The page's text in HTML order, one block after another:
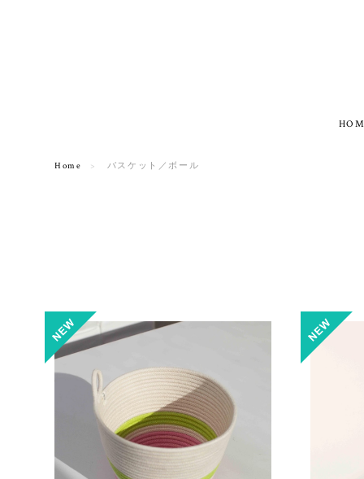
Home バスケット／ボール